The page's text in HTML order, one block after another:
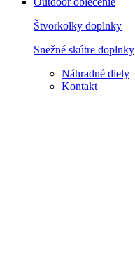
Štvorkolky doplnky
Snežné skútre doplnky
Náhradné diely
Kontakt